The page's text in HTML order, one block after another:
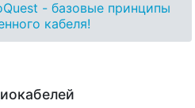
- базовые принципы
кабеля!